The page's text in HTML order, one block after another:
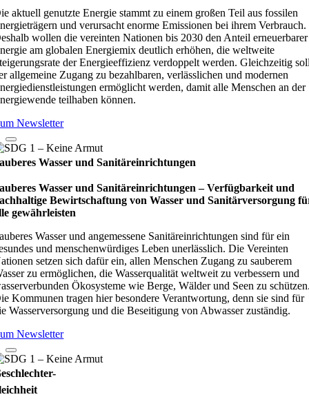
aktuell genutzte Energie stammt zu einem großen Teil aus fossilen
und verursacht enorme Emissionen bei ihrem Verbrauch.
wollen die vereinten Nationen bis 2030 den Anteil erneuerbarer
am globalen Energiemix deutlich erhöhen, die weltweite
der Energieeffizienz verdoppelt werden. Gleichzeitig
allgemeine Zugang zu bezahlbaren, verlässlichen und modernen
ermöglicht werden, damit alle Menschen an der
teilhaben können.
Newsletter
Wasser und Sanitäreinrichtungen
Wasser und Sanitäreinrichtungen – Verfügbarkeit und
Bewirtschaftung von Wasser und Sanitärversorgung
gewährleisten
Wasser und angemessene Sanitäreinrichtungen sind für ein
und menschenwürdiges Leben unerlässlich. Die Vereinten
setzen sich dafür ein, allen Menschen Zugang zu sauberem
zu ermöglichen, die Wasserqualität weltweit zu verbessern und
Ökosysteme wie Berge, Wälder und Seen zu
Kommunen tragen hier besondere Verantwortung, denn sie sind für
Wasserversorgung und die Beseitigung von Abwasser zuständig.
Newsletter